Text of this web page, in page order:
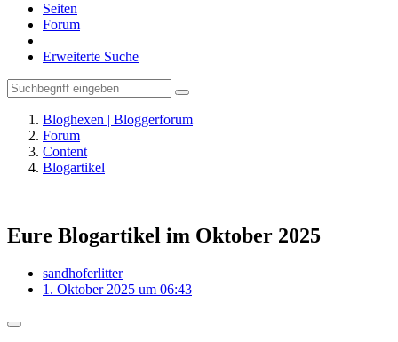
Seiten
Forum
Erweiterte Suche
Bloghexen | Bloggerforum
Forum
Content
Blogartikel
Eure Blogartikel im Oktober 2025
sandhoferlitter
1. Oktober 2025 um 06:43